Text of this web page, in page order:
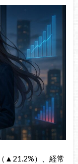
▲21.2%）、経常